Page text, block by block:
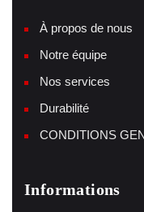
À propos de nous
Notre équipe
Nos services
Durabilité
CONDITIONS
Informations